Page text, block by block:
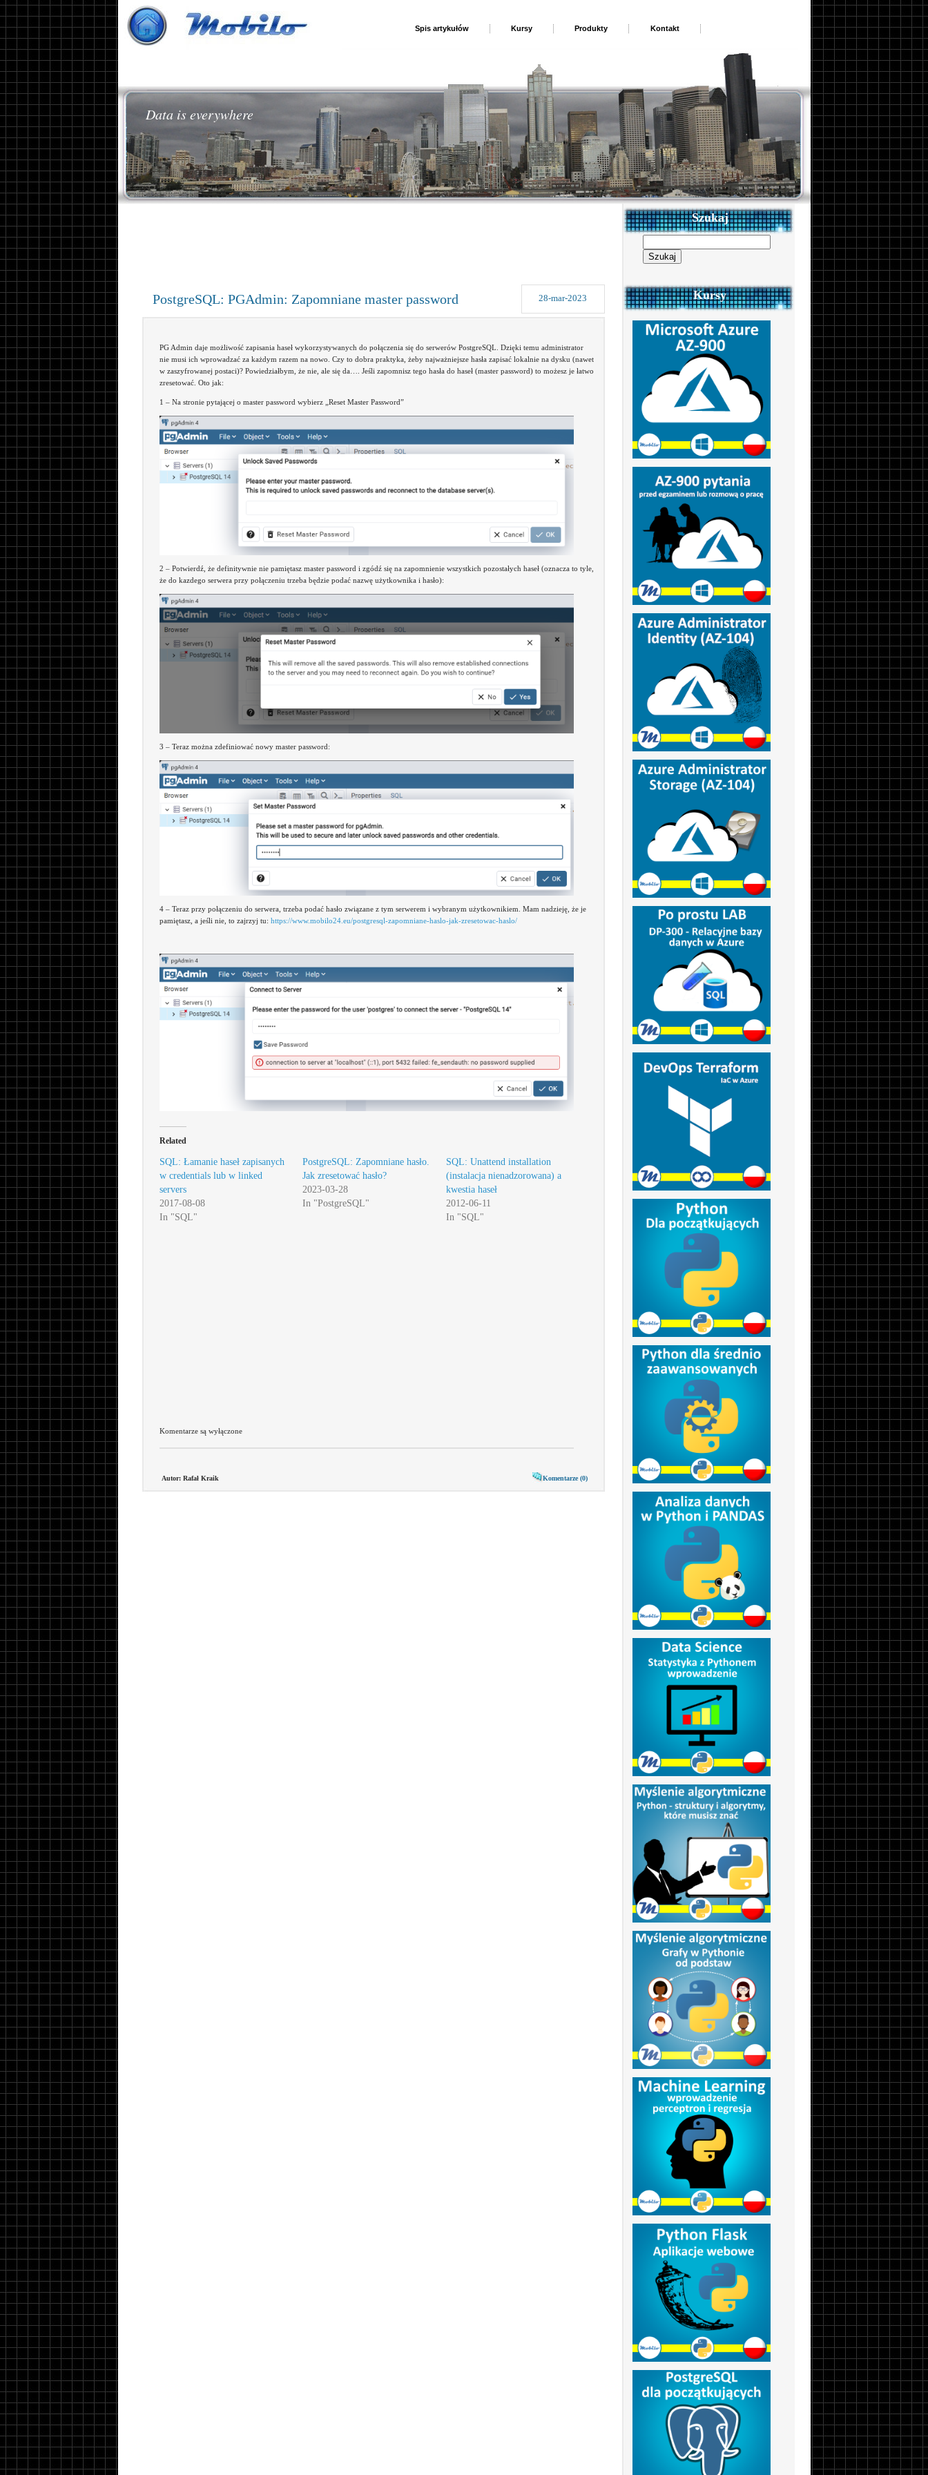
Spis artykułów Kursy Produkty Kontakt
Data is everywhere
PostgreSQL: PGAdmin: Zapomniane master password 28-mar-2023
PG Admin daje możliwość zapisania haseł wykorzystywanych do połączenia się do serwerów PostgreSQL. Dzięki temu administrator
nie musi ich wprowadzać za każdym razem na nowo. Czy to dobra praktyka, żeby najważniejsze hasła zapisać lokalnie na dysku (nawet
w zaszyfrowanej postaci)? Powiedziałbym, że nie, ale się da…. Jeśli zapomnisz tego hasła do haseł (master password) to możesz je łatwo
zresetować. Oto jak:
1 – Na stronie pytającej o master password wybierz „Reset Master Password”
2 – Potwierdź, że definitywnie nie pamiętasz master password i zgódź się na zapomnienie wszystkich pozostałych haseł (oznacza to tyle,
że do kazdego serwera przy połączeniu trzeba będzie podać nazwę użytkownika i hasło):
3 – Teraz można zdefiniować nowy master password:
4 – Teraz przy połączeniu do serwera, trzeba podać hasło związane z tym serwerem i wybranym użytkownikiem. Mam nadzieję, że je
pamiętasz, a jeśli nie, to zajrzyj tu: https://www.mobilo24.eu/postgresql-zapomniane-haslo-jak-zresetowac-haslo/
Related
SQL: Łamanie haseł zapisanych
w credentials lub w linked
servers
2017-08-08
In "SQL"
PostgreSQL: Zapomniane hasło.
Jak zresetować hasło?
2023-03-28
In "PostgreSQL"
SQL: Unattend installation
(instalacja nienadzorowana) a
kwestia haseł
2012-06-11
In "SQL"
Komentarze są wyłączone
Autor: Rafał Kraik Komentarze (0)
Szukaj
Kursy